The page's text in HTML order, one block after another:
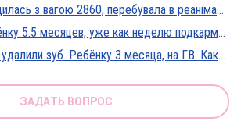
Дитина 5 міс, народилась з вагою 2860, перебувала в реанімації у дуже тяжкому стані, діагноз Гіпоксична енцефалопатія 2 ст. На даний момент вага 5800, відмовляється від їжі, плаче близько 5 днів, періоди активності присутні, стул зі слизом зелений оформлений, на штучному вигодовуванні Нан безлактозний,за раз або з перервами з'їдає 90-120 мл. Прошу допомоги в даній ситуації?
Здравствуйте, ребёнку 5.5 месяцев, уже как неделю подкармливаю смесью, пробовали 3 вида нан, милупа и остановились на малютке премиум, только вчера появились красные пятна вокруг рта после кормления смесью, и мы опять попробовали милупа и нан, реакция осталась, что делать?
Здравствуйте. Мне удалили зуб. Ребёнку 3 месяца, на ГВ. Какие антибиотики можно принимать? Спасибо
ЗАДАТЬ ВОПРОС